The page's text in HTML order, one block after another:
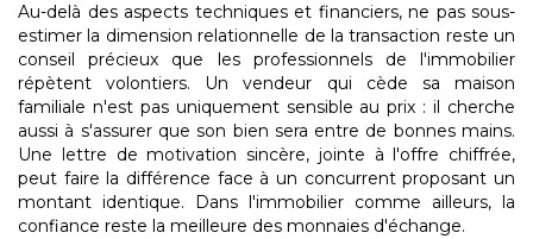
Au-delà des aspects techniques et financiers, ne pas sous-
estimer la dimension relationnelle de la transaction reste un
conseil précieux que les professionnels de l'immobilier
répètent volontiers. Un vendeur qui cède sa maison
familiale n'est pas uniquement sensible au prix : il cherche
aussi à s'assurer que son bien sera entre de bonnes mains.
Une lettre de motivation sincère, jointe à l'offre chiffrée,
peut faire la différence face à un concurrent proposant un
montant identique. Dans l'immobilier comme ailleurs, la
confiance reste la meilleure des monnaies d'échange.